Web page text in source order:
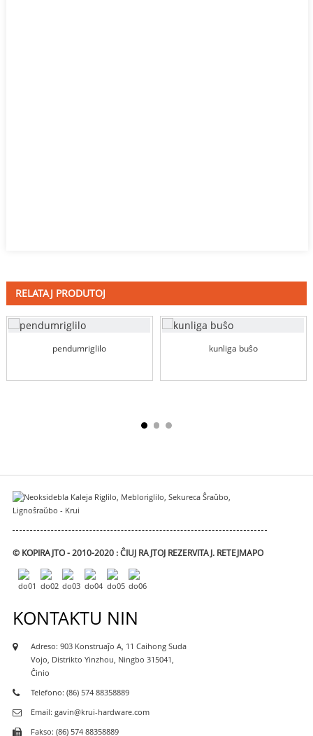
RELATAJ PRODUTOJ
pendumriglilo kunliga buŝo
© KOPIRAJTO - 2010-2020 : ĈIUJ RAJTOJ REZERVITAJ. RETEJMAPO
KONTAKTU NIN
Adreso: 903 Konstruaĵo A, 11 Caihong Suda
Vojo, Distrikto Yinzhou, Ningbo 315041,
Ĉinio
Telefono: (86) 574 88358889
Email: gavin@krui-hardware.com
Fakso: (86) 574 88358889